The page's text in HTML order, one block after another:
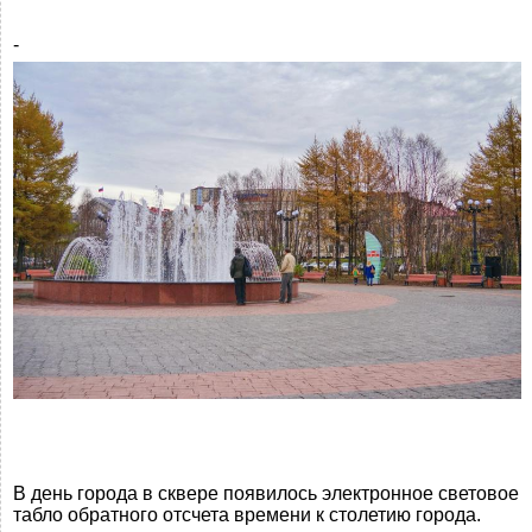
-
В день города в сквере появилось электронное световое
табло обратного отсчета времени к столетию города.